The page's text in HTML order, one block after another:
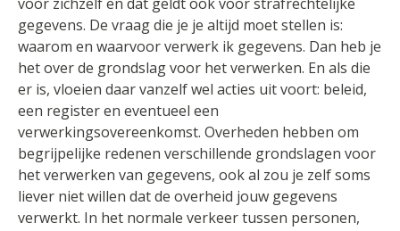
voor zichzelf en dat geldt ook voor strafrechtelijke
gegevens. De vraag die je je altijd moet stellen is:
waarom en waarvoor verwerk ik gegevens. Dan heb je
het over de grondslag voor het verwerken. En als die
er is, vloeien daar vanzelf wel acties uit voort: beleid,
een register en eventueel een
verwerkingsovereenkomst. Overheden hebben om
begrijpelijke redenen verschillende grondslagen voor
het verwerken van gegevens, ook al zou je zelf soms
liever niet willen dat de overheid jouw gegevens
verwerkt. In het normale verkeer tussen personen,